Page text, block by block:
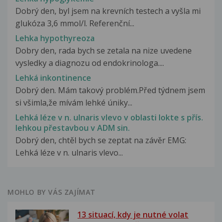
Dobrý den, byl jsem na krevních testech a vyšla mi
glukóza 3,6 mmol/l. Referenční...
Lehka hypothyreoza
Dobry den, rada bych se zetala na nize uvedene
vysledky a diagnozu od endokrinologa....
Lehká inkontinence
Dobrý den. Mám takový problém.Před týdnem jsem
si všimla,že mívám lehké úniky...
Lehká léze v n. ulnaris vlevo v oblasti lokte s přís.
lehkou přestavbou v ADM sin.
Dobrý den, chtěl bych se zeptat na závěr EMG:
Lehká léze v n. ulnaris vlevo...
MOHLO BY VÁS ZAJÍMAT
13 situací, kdy je nutné volat